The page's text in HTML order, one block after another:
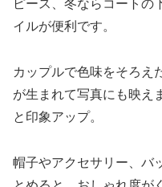
ピース、冬ならコートの
イルが便利です。
カップルで色味をそろえ
が生まれて写真にも映え
と印象アップ。
帽子やアクセサリー、バ